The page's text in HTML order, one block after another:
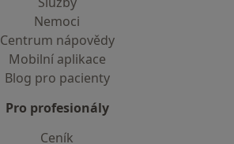
Nemoci
Centrum nápovědy
Mobilní aplikace
Blog pro pacienty
Pro profesionály
Ceník